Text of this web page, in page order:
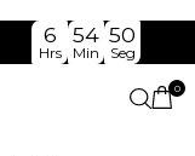
6
Hrs
54
Min
50
Seg
0